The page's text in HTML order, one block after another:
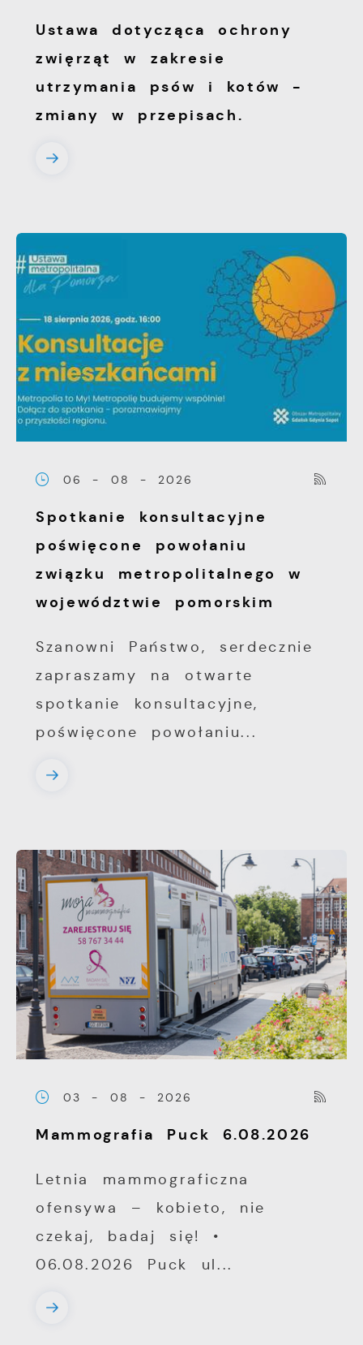
Ustawa dotycząca ochrony
zwięrząt w zakresie
utrzymania psów i kotów -
zmiany w przepisach.
06 - 08 - 2026
Spotkanie konsultacyjne
poświęcone powołaniu
związku metropolitalnego w
województwie pomorskim
Szanowni Państwo, serdecznie
zapraszamy na otwarte
spotkanie konsultacyjne,
poświęcone powołaniu...
03 - 08 - 2026
Mammografia Puck 6.08.2026
Letnia mammograficzna
ofensywa – kobieto, nie
czekaj, badaj się! •
06.08.2026 Puck ul...